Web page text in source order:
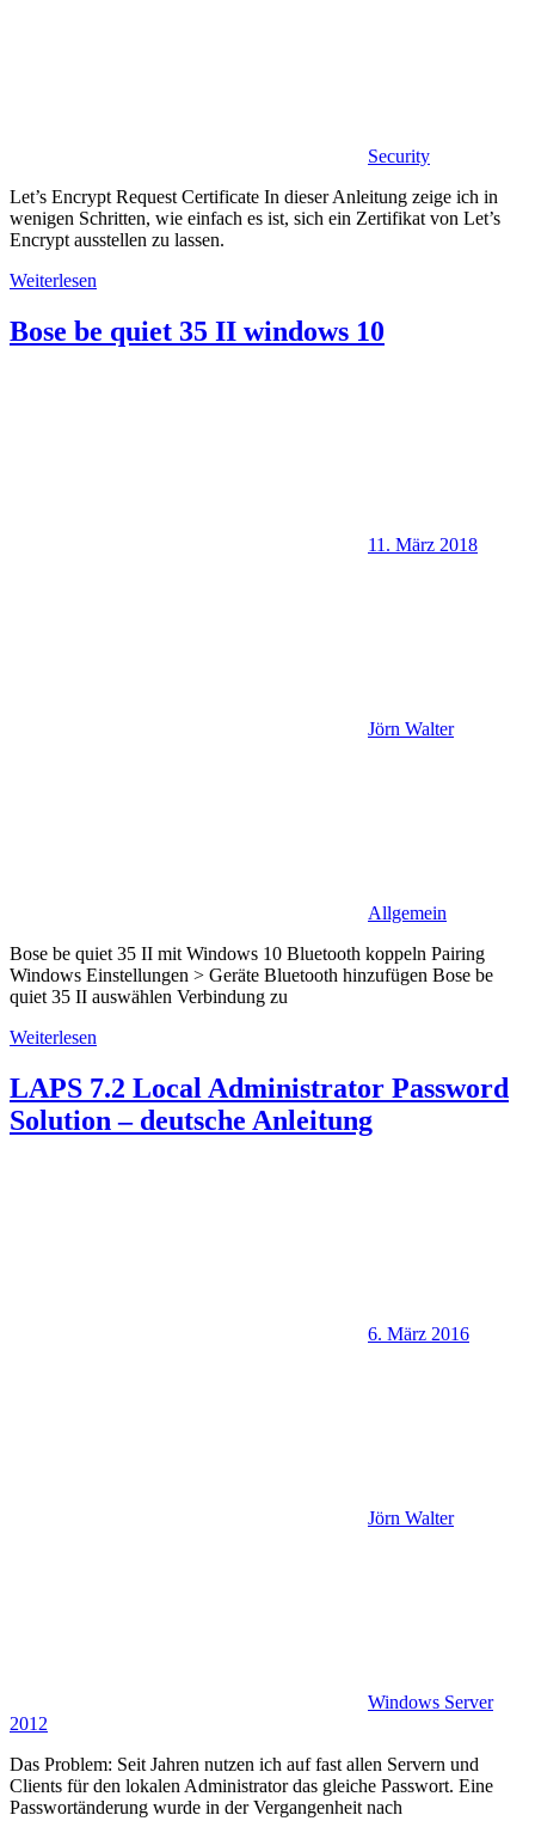
Security
Let’s Encrypt Request Certificate In dieser Anleitung zeige ich in
wenigen Schritten, wie einfach es ist, sich ein Zertifikat von Let’s
Encrypt ausstellen zu lassen.
Weiterlesen
Bose be quiet 35 II windows 10
11. März 2018
Jörn Walter
Allgemein
Bose be quiet 35 II mit Windows 10 Bluetooth koppeln Pairing
Windows Einstellungen > Geräte Bluetooth hinzufügen Bose be
quiet 35 II auswählen Verbindung zu
Weiterlesen
LAPS 7.2 Local Administrator Password
Solution – deutsche Anleitung
6. März 2016
Jörn Walter
Windows Server
2012
Das Problem: Seit Jahren nutzen ich auf fast allen Servern und
Clients für den lokalen Administrator das gleiche Passwort. Eine
Passwortänderung wurde in der Vergangenheit nach